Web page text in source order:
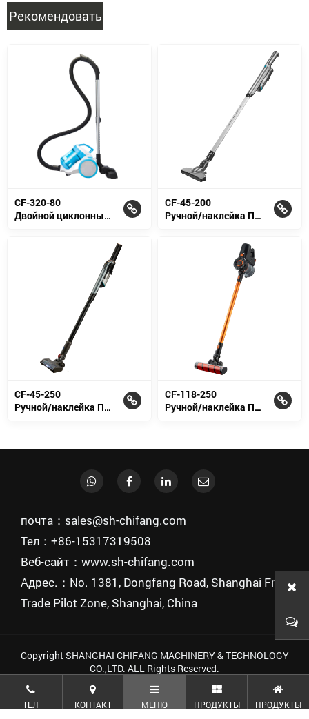
Рекомендовать
CF-320-80
Двойной циклонный пылесос
CF-45-200
Ручной/наклейка Пылесос 2 в 1
CF-45-250
Ручной/наклейка Пылесос 2 в 1
CF-118-250
Ручной/наклейка Пылесос 2 в 1
почта：sales@sh-chifang.com
Тел：+86-15317319508
Веб-сайт：www.sh-chifang.com
Адрес.：No. 1381, Dongfang Road, Shanghai Free
Trade Pilot Zone, Shanghai, China
Copyright SHANGHAI CHIFANG MACHINERY & TECHNOLOGY
CO.,LTD. ALL Rights Reserved.
ТЕЛ КОНТАКТ МЕНЮ ПРОДУКТЫ ПРОДУКТЫ